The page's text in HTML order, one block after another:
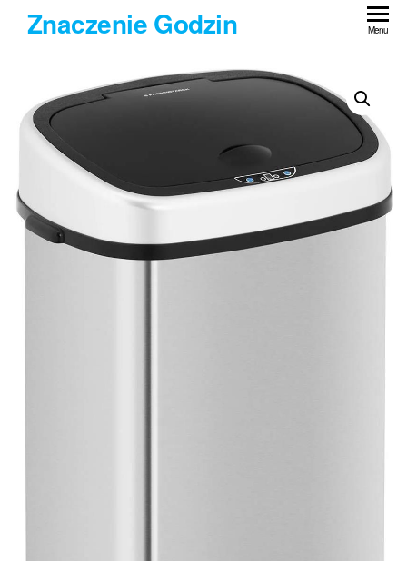
Przejdź
treści
Znaczenie Godzin Menu